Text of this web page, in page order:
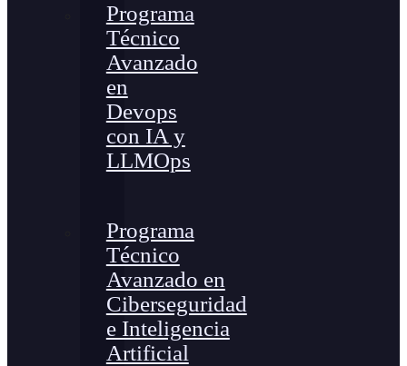
Programa
Técnico
Avanzado
en
Devops
con IA y
LLMOps
Programa
Técnico
Avanzado en
Ciberseguridad
e Inteligencia
Artificial